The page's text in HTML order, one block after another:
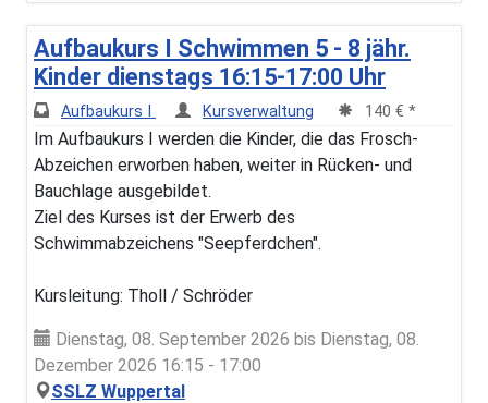
Aufbaukurs I Schwimmen 5 - 8 jähr.
Kinder dienstags 16:15-17:00 Uhr
Aufbaukurs I Kursverwaltung 140 € *
Im Aufbaukurs I werden die Kinder, die das Frosch-
Abzeichen erworben haben, weiter in Rücken- und
Bauchlage ausgebildet.
Ziel des Kurses ist der Erwerb des
Schwimmabzeichens "Seepferdchen".
Kursleitung: Tholl / Schröder
Dienstag, 08. September 2026 bis Dienstag, 08.
Dezember 2026 16:15 - 17:00
SSLZ Wuppertal